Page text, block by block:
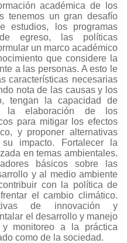
académica de los
tenemos un gran desafío
estudios, los programas
egreso, las políticas
un marco académico
que considere la
a las personas. A esto le
características necesarias
nota de las causas y los
tengan la capacidad de
la elaboración de los
para mitigar los efectos
y proponer alternativas
impacto. Fortalecer la
en temas ambientales.
básicos sobre las
y al medio ambiente
con la política de
el cambio climático.
de innovación y
el desarrollo y manejo
y monitoreo a la práctica
como de la sociedad.